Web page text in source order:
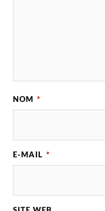
NOM *
E-MAIL *